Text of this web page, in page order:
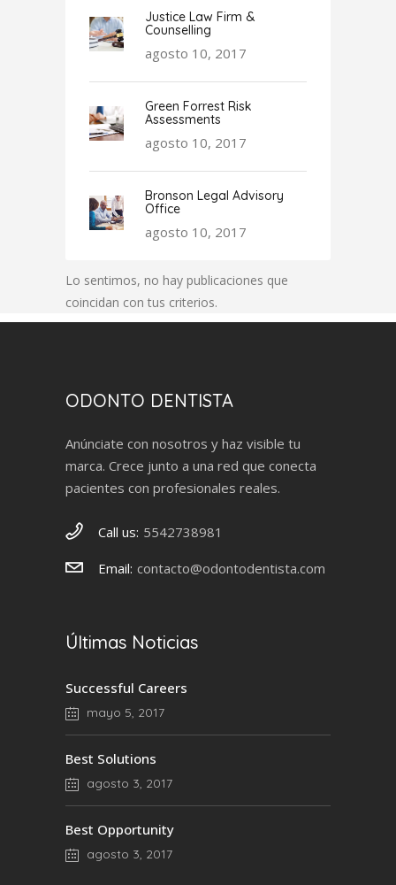
Justice Law Firm &
Counselling
agosto 10, 2017
Green Forrest Risk
Assessments
agosto 10, 2017
Bronson Legal Advisory
Office
agosto 10, 2017
Lo sentimos, no hay publicaciones que
coincidan con tus criterios.
ODONTO DENTISTA
Anúnciate con nosotros y haz visible tu
marca. Crece junto a una red que conecta
pacientes con profesionales reales.
Call us: 5542738981
Email: contacto@odontodentista.com
Últimas Noticias
Successful Careers
mayo 5, 2017
Best Solutions
agosto 3, 2017
Best Opportunity
agosto 3, 2017